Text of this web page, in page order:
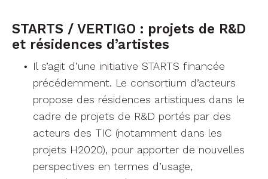
STARTS / VERTIGO : projets de R&D
et résidences d’artistes
Il s’agit d’une initiative STARTS financée
précédemment. Le consortium d’acteurs
propose des résidences artistiques dans le
cadre de projets de R&D portés par des
acteurs des TIC (notamment dans les
projets H2020), pour apporter de nouvelles
perspectives en termes d’usage,